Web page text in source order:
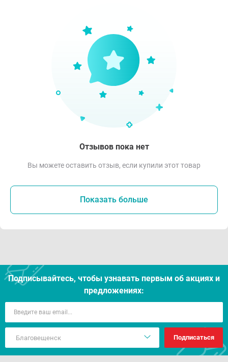
Отзывов пока нет
Вы можете оставить отзыв, если купили этот товар
Показать больше
Подписывайтесь, чтобы узнавать первым об акцияx и
предложениях:
Подписаться